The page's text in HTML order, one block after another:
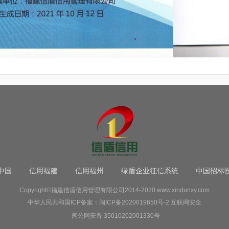
国 信用福建 信用福州 绿盾企业征信系统 中国招标
Copyright©福建信盾信用管理有限公司2014-2020 www.xindunxy.com
中华人民共和国ICP备案： 闽ICP备2020019650号-2 互联网安全
闽公网安备 35010202001330号